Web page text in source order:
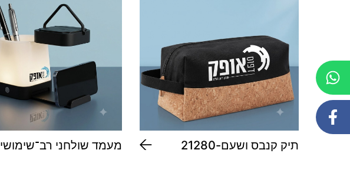
תיק קנבס ושעם-21280 מעמד שולחני רב־שימושי